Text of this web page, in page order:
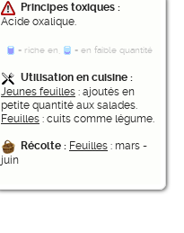
Principes toxiques :
Acide oxalique.
= riche en, = en faible quantité
Utilisation en cuisine :
Jeunes feuilles : ajoutés en
petite quantité aux salades.
Feuilles : cuits comme légume.
Récolte : Feuilles : mars -
juin